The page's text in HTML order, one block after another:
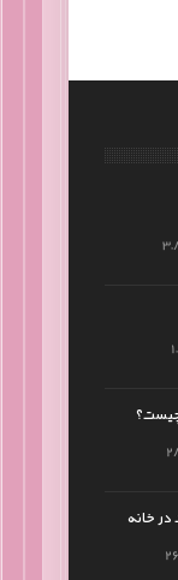
چیست؟
خانه